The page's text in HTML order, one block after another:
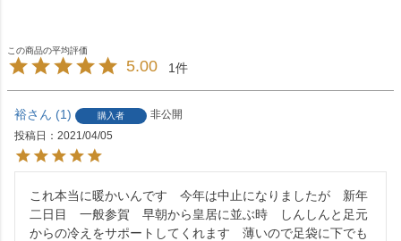
5.00 1
裕 1 購入者
非公開
投稿日
2021/04/05
これ本当に暖かいんです　今年は中止になりましたが　新年
二日目　一般参賀　早朝から皇居に並ぶ時　しんしんと足元
からの冷えをサポートしてくれます　薄いので足袋に下でも